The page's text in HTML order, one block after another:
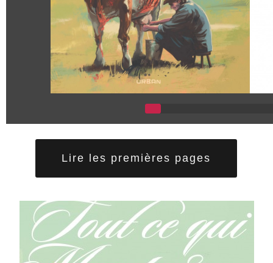
Lire les premières pages